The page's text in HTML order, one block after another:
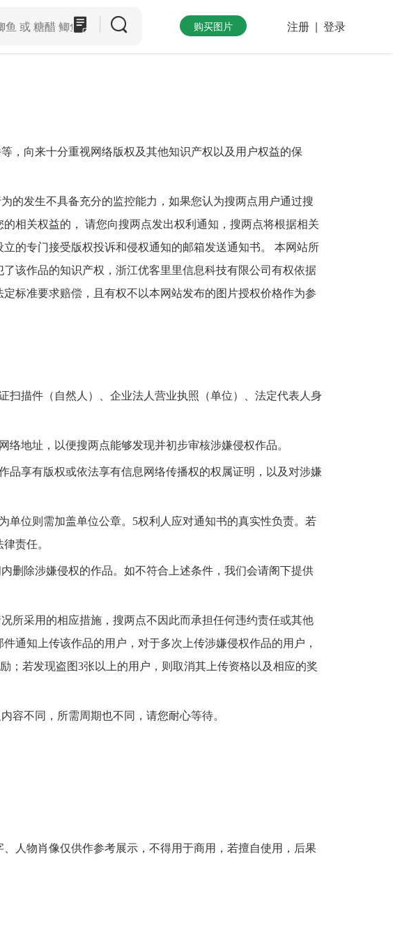
注册 | 登录
购买图片
，向来十分重视网络版权及其他知识产权以及用户权益的保
的发生不具备充分的监控能力，如果您认为搜两点用户通过搜
相关权益的， 请您向搜两点发出权利通知，搜两点将根据相关
的专门接受版权投诉和侵权通知的邮箱发送通知书。 本网站所
该作品的知识产权，浙江优客里里信息科技有限公司有权依据
标准要求赔偿，且有权不以本网站发布的图片授权价格作为参
扫描件（自然人）、企业法人营业执照（单位）、法定代表人身
地址，以便搜两点能够发现并初步审核涉嫌侵权作品。
品享有版权或依法享有信息网络传播权的权属证明，以及对涉嫌
单位则需加盖单位公章。5权利人应对通知书的真实性负责。若
责任。
删除涉嫌侵权的作品。如不符合上述条件，我们会请阁下提供
所采用的相应措施，搜两点不因此而承担任何违约责任或其他
通知上传该作品的用户，对于多次上传涉嫌侵权作品的用户，
；若发现盗图3张以上的用户，则取消其上传资格以及相应的奖
容不同，所需周期也不同，请您耐心等待。
人物肖像仅供作参考展示，不得用于商用，若擅自使用，后果